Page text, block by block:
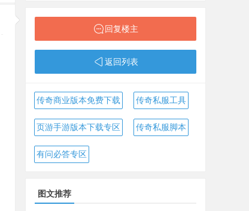
回复楼主
返回列表
传奇商业版本免费下载 传奇私服工具
页游手游版本下载专区 传奇私服脚本
有问必答专区
图文推荐